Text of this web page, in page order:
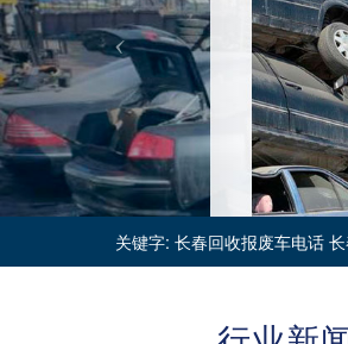
关键字: 长春回收报废车电话